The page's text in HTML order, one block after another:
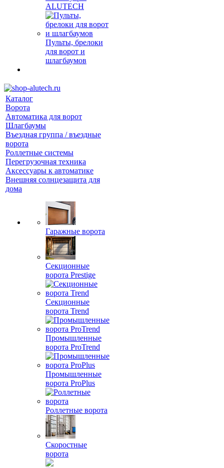
ALUTECH
Пульты, брелоки
для ворот и
шлагбаумов
Каталог
Ворота
Автоматика для ворот
Шлагбаумы
Въездная группа / въездные
ворота
Роллетные системы
Перегрузочная техника
Аксессуары к автоматике
Внешняя солнцезащита для
дома
Гаражные ворота
Секционные
ворота Prestige
Секционные
ворота Trend
Промышленные
ворота ProTrend
Промышленные
ворота ProPlus
Роллетные ворота
Скоростные
ворота